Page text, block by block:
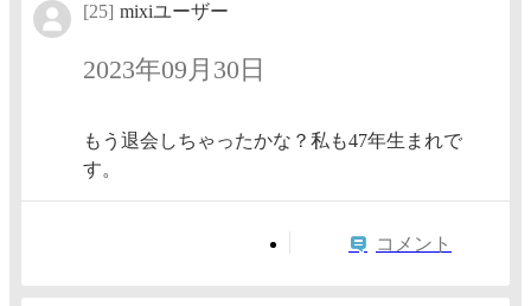
[25] mixiユーザー
2023年09月30日
もう退会しちゃったかな？私も47年生まれで
す。
コメント